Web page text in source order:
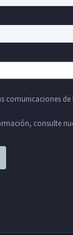
comunicaciones de
consulte